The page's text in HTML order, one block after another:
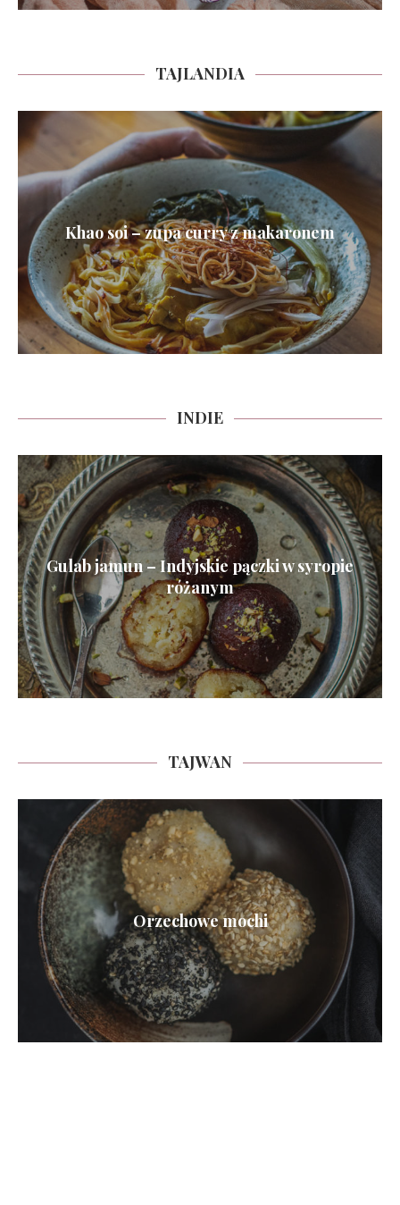
TAJLANDIA
Khao soi – zupa curry z makaronem
INDIE
Gulab jamun – Indyjskie pączki w syropie
różanym
TAJWAN
Orzechowe mochi